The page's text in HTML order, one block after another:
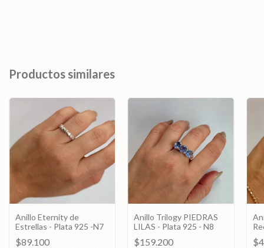
Productos similares
Anillo Eternity de
Estrellas - Plata 925 -N7
$89.100
Anillo Trilogy PIEDRAS
LILAS - Plata 925 - N8
$159.200
N8